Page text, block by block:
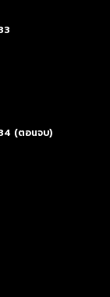
(ตอนจบ)